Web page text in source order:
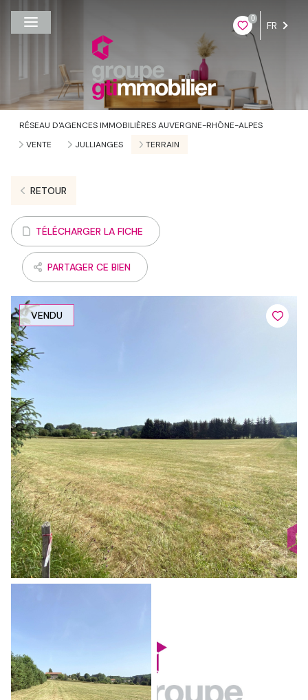
0
FR
RÉSEAU D'AGENCES IMMOBILIÈRES AUVERGNE-RHÔNE-ALPES
VENTE
JULLIANGES TERRAIN
RETOUR
TÉLÉCHARGER LA FICHE
PARTAGER CE BIEN
VENDU